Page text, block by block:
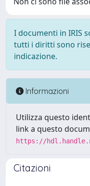
I documenti in IRIS
tutti i diritti sono
indicazione.
Informazioni
Utilizza questo
link a questo
https://
Citazioni